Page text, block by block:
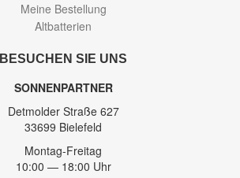
Meine Bestellung
Altbatterien
BESUCHEN SIE UNS
SONNENPARTNER
Detmolder Straße 627
33699 Bielefeld
Montag-Freitag
10:00 — 18:00 Uhr